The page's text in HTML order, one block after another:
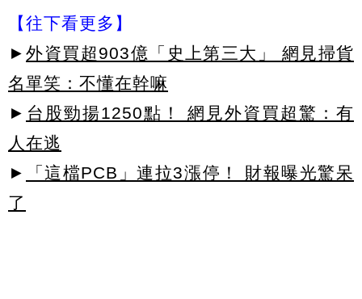
【往下看更多】
► 外資買超903億「史上第三大」 網見掃貨
名單笑：不懂在幹嘛
► 台股勁揚1250點！ 網見外資買超驚：有
人在逃
►
「這檔PCB」連拉3漲停！ 財報曝光驚呆
了